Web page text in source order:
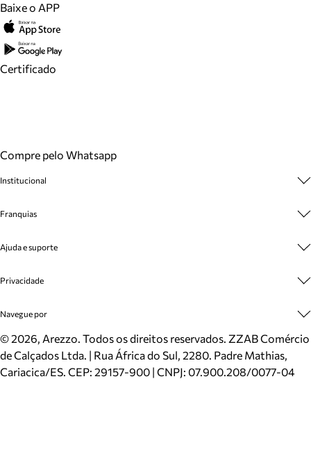
Baixe o APP
Certificado
Compre pelo Whatsapp
Institucional
Cashback
Venda Corporativa
Mapa do Site
Inverno
Mundo Arezzo
Franquias
Plano de Negócio
Ajuda e suporte
Cadastro
Meus Pedidos
Trocas e Devoluções
Cartão Presente
Localizador de lojas
Privacidade
Politica e Privacidade
Navegue por
Sapatos
Bolsas
Scarpins
©2026, Arezzo. Todos os direitos reservados. ZZAB Comércio
de Calçados Ltda. | Rua África do Sul, 2280. Padre Mathias,
Cariacica/ES. CEP: 29157-900 | CNPJ: 07.900.208/0077-04